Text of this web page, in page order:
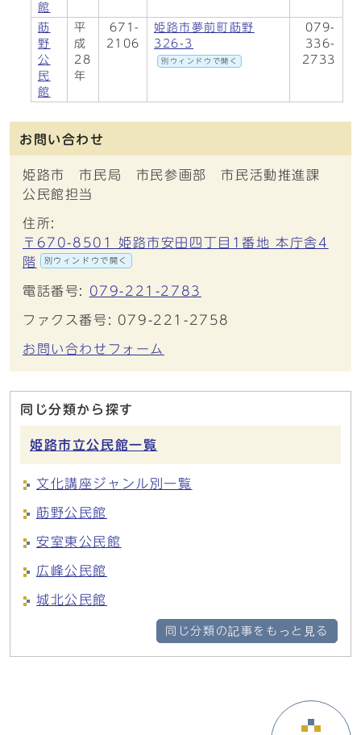
館
莇
野
公
民
館
平
成
28
年
671-
2106
姫路市夢前町莇野
326-3
別ウィンドウで開く
079-
336-
2733
お問い合わせ
姫路市 市民局 市民参画部 市民活動推進課
公民館担当
住所:
〒670-8501 姫路市安田四丁目1番地 本庁舎4
階
別ウィンドウで開く
電話番号: 079-221-2783
ファクス番号: 079-221-2758
お問い合わせフォーム
同じ分類から探す
姫路市立公民館一覧
文化講座ジャンル別一覧
莇野公民館
安室東公民館
広峰公民館
城北公民館
同じ分類の記事をもっと見る